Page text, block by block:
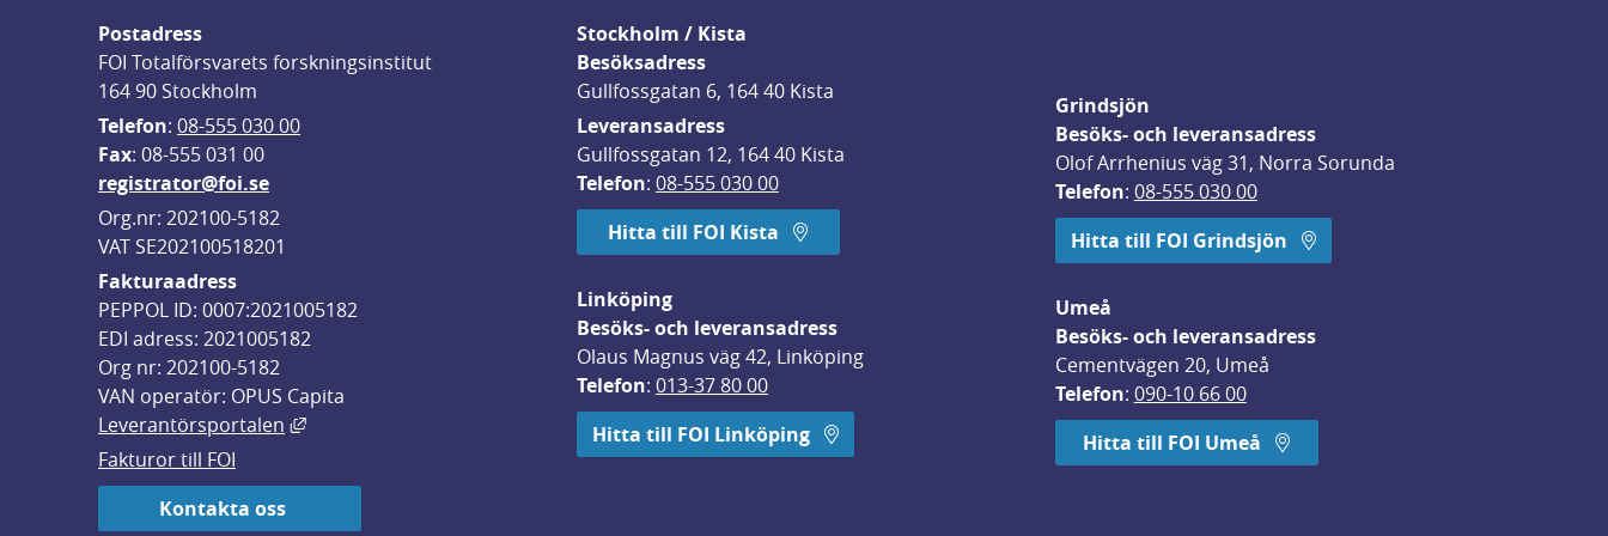
Postadress
FOI Totalförsvarets forskningsinstitut
164 90 Stockholm
Telefon: 08-555 030 00
Fax: 08-555 031 00
registrator@foi.se
Org.nr: 202100-5182
VAT SE202100518201
Fakturaadress
PEPPOL ID: 0007:2021005182
EDI adress: 2021005182
Org nr: 202100-5182
VAN operatör: OPUS Capita
Leverantörsportalen
Länk till annan webbplats, öppnas i nytt fönster.
Fakturor till FOI
Kontakta oss
Stockholm / Kista
Besöksadress
Gullfossgatan 6, 164 40 Kista
Leveransadress
Gullfossgatan 12, 164 40 Kista
Telefon: 08-555 030 00
Hitta till FOI Kista
Linköping
Besöks- och leveransadress
Olaus Magnus väg 42, Linköping
Telefon: 013-37 80 00
Hitta till FOI Linköping
Grindsjön
Besöks- och leveransadress
Olof Arrhenius väg 31, Norra Sorunda
Telefon: 08-555 030 00
Hitta till FOI Grindsjön
Umeå
Besöks- och leveransadress
Cementvägen 20, Umeå
Telefon: 090-10 66 00
Hitta till FOI Umeå